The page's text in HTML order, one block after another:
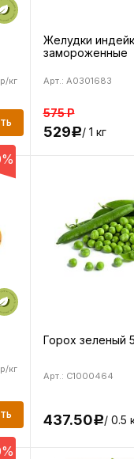
кг
Желудки
замороженные
Арт.: A0301683
575Р
529Р/ 1 кг
кг
Горох зеленый
Арт.: C1000464
437.50Р/ 0.5